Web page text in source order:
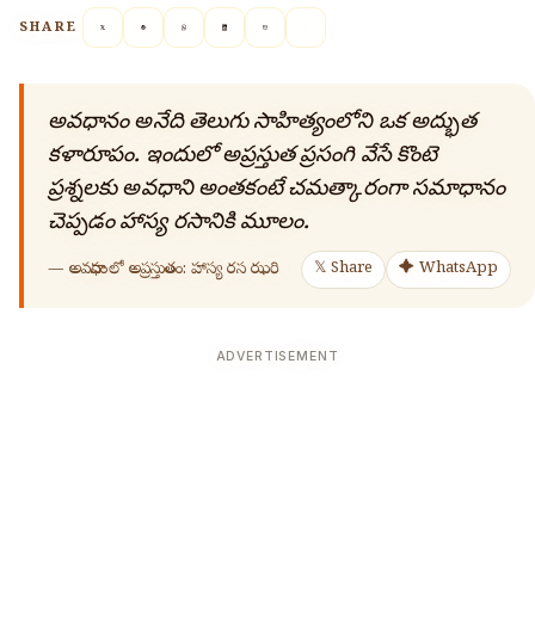
SHARE
అవధానం అనేది తెలుగు సాహిత్యంలోని ఒక అద్భుత
కళారూపం. ఇందులో అప్రస్తుత ప్రసంగి వేసే కొంటె
ప్రశ్నలకు అవధాని అంతకంటే చమత్కారంగా సమాధానం
చెప్పడం హాస్య రసానికి మూలం.
—అవధానంలో అప్రస్తుతం: హాస్య రస ఝరి 𝕏 Share ✦ WhatsApp
ADVERTISEMENT